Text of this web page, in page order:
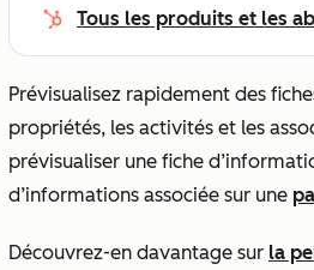
Tous les produits et les
Prévisualisez rapidement des
propriétés, les activités et les
prévisualiser une fiche
d’informations associée sur une
Découvrez-en davantage sur la